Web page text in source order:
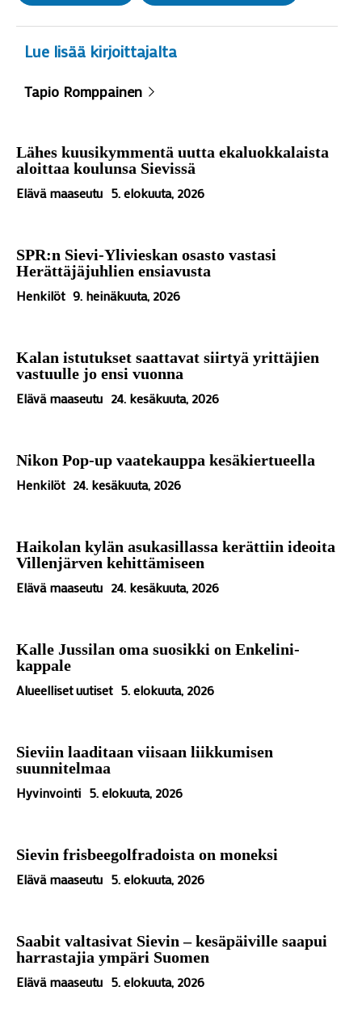
Lue lisää kirjoittajalta
Tapio Romppainen
Lähes kuusikymmentä uutta ekaluokkalaista
aloittaa koulunsa Sievissä
Elävä maaseutu 5. elokuuta, 2026
SPR:n Sievi-Ylivieskan osasto vastasi
Herättäjäjuhlien ensiavusta
Henkilöt 9. heinäkuuta, 2026
Kalan istutukset saattavat siirtyä yrittäjien
vastuulle jo ensi vuonna
Elävä maaseutu 24. kesäkuuta, 2026
Nikon Pop-up vaatekauppa kesäkiertueella
Henkilöt 24. kesäkuuta, 2026
Haikolan kylän asukasillassa kerättiin ideoita
Villenjärven kehittämiseen
Elävä maaseutu 24. kesäkuuta, 2026
Kalle Jussilan oma suosikki on Enkelini-
kappale
Alueelliset uutiset 5. elokuuta, 2026
Sieviin laaditaan viisaan liikkumisen
suunnitelmaa
Hyvinvointi 5. elokuuta, 2026
Sievin frisbeegolfradoista on moneksi
Elävä maaseutu 5. elokuuta, 2026
Saabit valtasivat Sievin – kesäpäiville saapui
harrastajia ympäri Suomen
Elävä maaseutu 5. elokuuta, 2026